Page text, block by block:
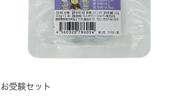
お受験セット